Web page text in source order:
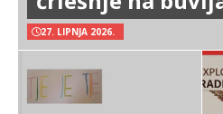
27. LIPNJA 2026.